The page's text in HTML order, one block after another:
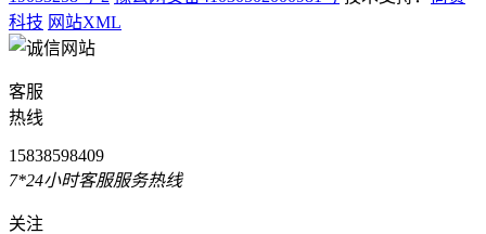
科技 网站XML
客服
热线
15838598409
7*24小时客服服务热线
关注